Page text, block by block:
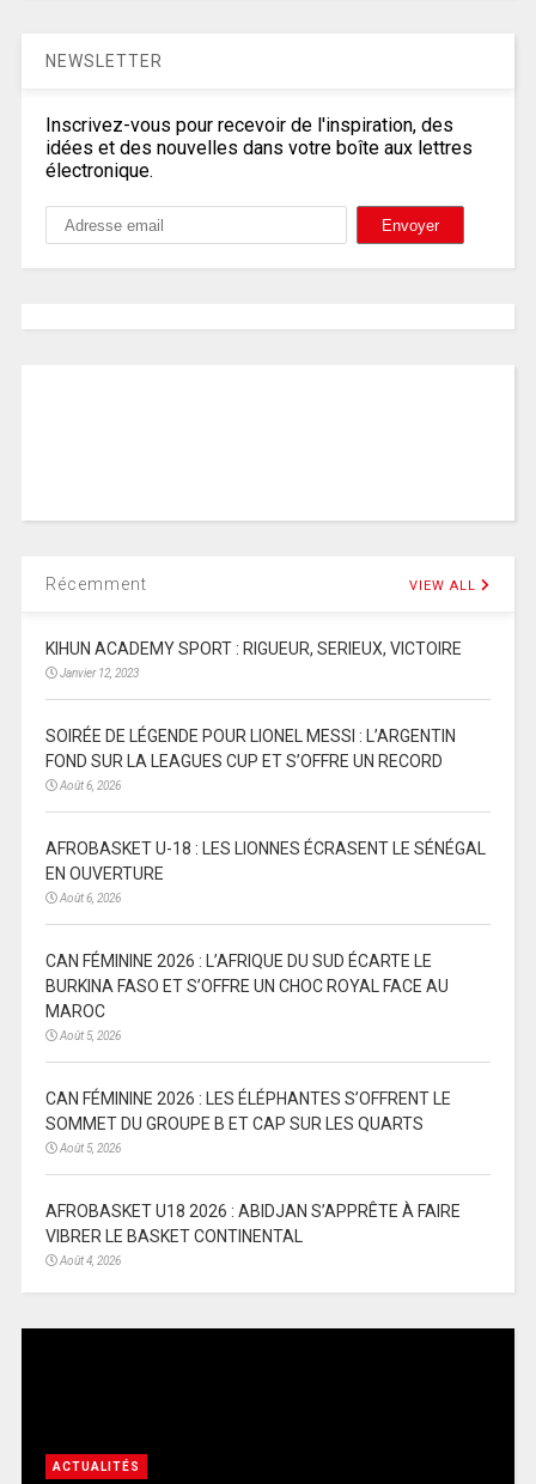
NEWSLETTER
Inscrivez-vous pour recevoir de l'inspiration, des
idées et des nouvelles dans votre boîte aux lettres
électronique.
Récemment VIEW ALL
KIHUN ACADEMY SPORT : RIGUEUR, SERIEUX, VICTOIRE
Janvier 12, 2023
SOIRÉE DE LÉGENDE POUR LIONEL MESSI : L’ARGENTIN
FOND SUR LA LEAGUES CUP ET S’OFFRE UN RECORD
Août 6, 2026
AFROBASKET U-18 : LES LIONNES ÉCRASENT LE SÉNÉGAL
EN OUVERTURE
Août 6, 2026
CAN FÉMININE 2026 : L’AFRIQUE DU SUD ÉCARTE LE
BURKINA FASO ET S’OFFRE UN CHOC ROYAL FACE AU
MAROC
Août 5, 2026
CAN FÉMININE 2026 : LES ÉLÉPHANTES S’OFFRENT LE
SOMMET DU GROUPE B ET CAP SUR LES QUARTS
Août 5, 2026
AFROBASKET U18 2026 : ABIDJAN S’APPRÊTE À FAIRE
VIBRER LE BASKET CONTINENTAL
Août 4, 2026
ACTUALITÉS